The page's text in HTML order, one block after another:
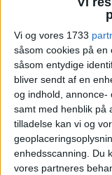
Vi og vores 1733
såsom cookies på en
såsom entydige
bliver sendt af en
og indhold, annonce-
samt med henblik på
tilladelse kan vi og
enhedsscanning. Du
vores partneres
kritik fra både
NYHEDER FLY
ANNONCE